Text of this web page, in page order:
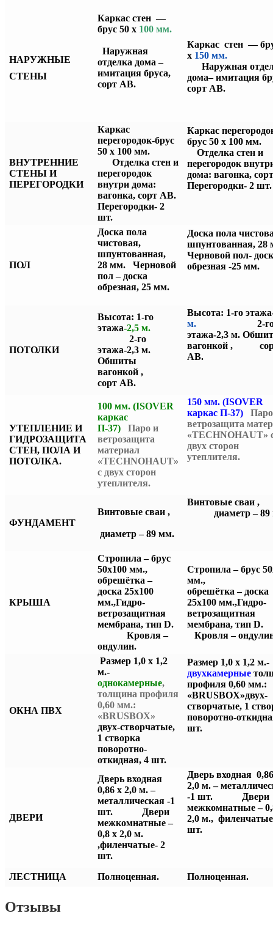
НАРУЖНЫЕ
СТЕНЫ
Каркас стен —
брус 50 х 100 мм.
Наружная
отделка дома –
имитация бруса,
сорт АВ.
Каркас стен —
х 150
Наружная
дома– имитация
сорт АВ.
ВНУТРЕННИЕ
СТЕНЫ И
ПЕРЕГОРОДКИ
Каркас
перегородок-брус
50 х 100 мм.
Отделка стен и
перегородок
внутри дома:
вагонка, сорт АВ.
Перегородки- 2
шт.
Каркас
брус 50 х
Отделка стен и
перегородок
дома: вагонка,
Перегородки- 2 шт.
ПОЛ
Доска пола
чистовая,
шпунтованная,
28 мм. Черновой
пол – доска
обрезная, 25 мм.
Доска пола
шпунтованная,
Черновой пол-
обрезная -25
ПОТОЛКИ
Высота: 1-го
этажа-2,5 м.
2-го
этажа-2,3 м.
Обшиты
вагонкой ,
сорт АВ.
Высота: 1-го
м.
2-
этажа-2,3 м.
вагонкой ,
АВ.
УТЕПЛЕНИЕ И
ГИДРОЗАЩИТА
СТЕН, ПОЛА И
ПОТОЛКА.
100 мм. (ISOVER
каркас
П-37)Паро и
ветрозащита
материал
«TECHNOHAUT»
с двух сторон
утеплителя.
150 мм. (ISOVER
каркас П-37)Паро
ветрозащита
«TECHNOHAUT»
двух сторон
утеплителя.
ФУНДАМЕНТ
Винтовые сваи ,
диаметр – 89 мм.
Винтовые
диаметр – 89
КРЫША
Стропила – брус
50х100 мм.,
обрешётка –
доска 25х100
мм.,Гидро-
ветрозащитная
мембрана, тип D.
Кровля –
ондулин.
Стропила – брус
мм.,
обрешётка – доска
25х100 мм.,Гидро-
ветрозащитная
мембрана,
Кровля –
ОКНА ПВХ
Размер 1,0 х 1,2
м.-
однокамерные,
толщина профиля
0,60 мм.:
«BRUSBOX»
двух-створчатые,
1 створка
поворотно-
откидная, 4 шт.
Размер 1,0 х 1,2 м.-
двухкамерные
профиля 0,60 мм.:
«BRUSBOX»двух-
створчатые, 1
поворотно-
шт.
ДВЕРИ
Дверь входная
0,86 х 2,0 м. –
металлическая -1
шт.
Двери
межкомнатные –
0,8 х 2,0 м.
,филенчатые- 2
шт.
Дверь входная
2,0 м. –
-1 шт.
Двери
межкомнатные –
2,0 м.,
шт.
ЛЕСТНИЦА Полноценная. Полноценная.
Отзывы